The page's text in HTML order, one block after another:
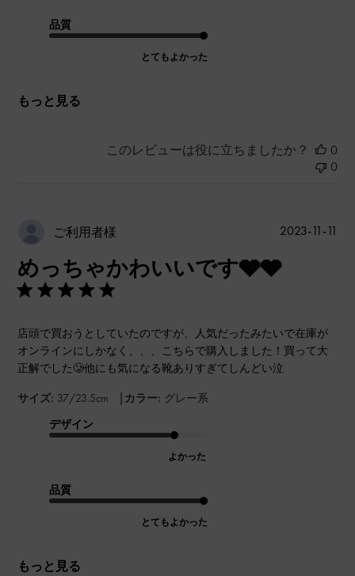
品質
とてもよかった
もっと見る
このレビューは役に立ちましたか？
0
0
ご利用者様
めっちゃかわいいです🩶🩶
店頭で買おうとしていたのですが、人気だったみたいで在庫が
オンラインにしかなく、、、こちらで購入しました！買って大
正解でした🥲他にも気になる靴ありすぎてしんどい泣
サイズ: 37/23.5cm | カラー: グレー系
デザイン
よかった
品質
とてもよかった
もっと見る
2023-11-11